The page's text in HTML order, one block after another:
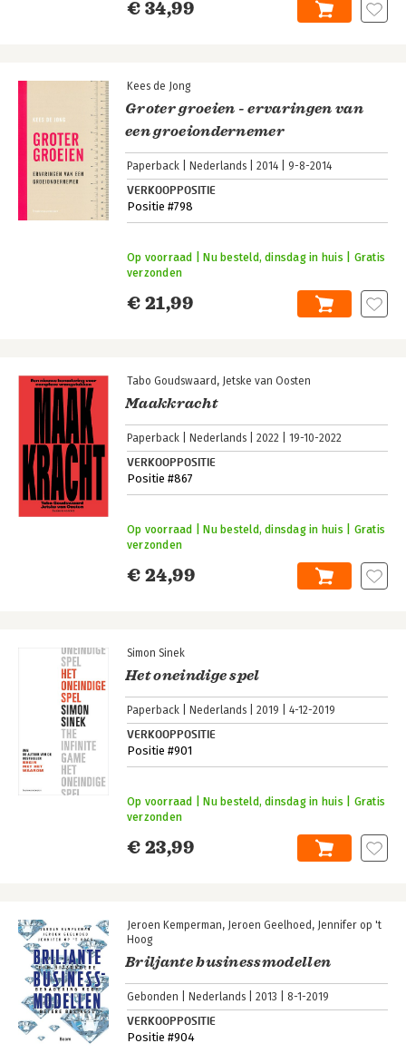
€ 34,99
Kees de Jong
Groter groeien - ervaringen van
een groeiondernemer
Paperback Nederlands 2014 9-8-2014
VERKOOPPOSITIE
Positie #798
€ 21,99
Op voorraad | Nu besteld, dinsdag in huis | Gratis
verzonden
Tabo Goudswaard Jetske van Oosten
Maakkracht
Paperback Nederlands 2022 19-10-2022
VERKOOPPOSITIE
Positie #867
€ 24,99
Op voorraad | Nu besteld, dinsdag in huis | Gratis
verzonden
Simon Sinek
Het oneindige spel
Paperback Nederlands 2019 4-12-2019
VERKOOPPOSITIE
Positie #901
€ 23,99
Op voorraad | Nu besteld, dinsdag in huis | Gratis
verzonden
Jeroen Kemperman Jeroen Geelhoed Jennifer op 't
Hoog
Briljante businessmodellen
Gebonden Nederlands 2013 8-1-2019
VERKOOPPOSITIE
Positie #904